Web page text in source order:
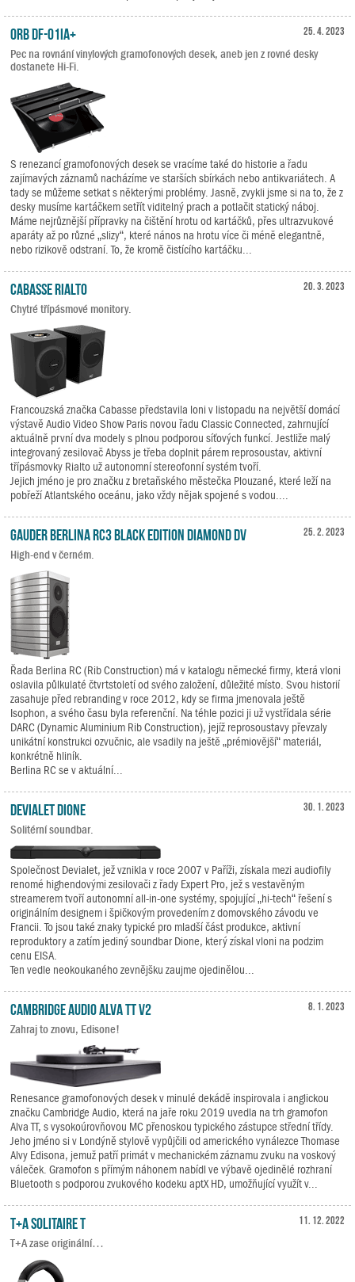
25. 4. 2023
ORB DF-01iA+
Pec na rovnání vinylových gramofonových desek, aneb jen z rovné desky
dostanete Hi-Fi.
S renezancí gramofonových desek se vracíme také do historie a řadu
zajímavých záznamů nacházíme ve starších sbírkách nebo antikvariátech. A
tady se můžeme setkat s některými problémy. Jasně, zvykli jsme si na to, že z
desky musíme kartáčkem setřít viditelný prach a potlačit statický náboj.
Máme nejrůznější přípravky na čištění hrotu od kartáčků, přes ultrazvukové
aparáty až po různé „slizy“, které nános na hrotu více či méně elegantně,
nebo rizikově odstraní. To, že kromě čistícího kartáčku...
20. 3. 2023
Cabasse RIALTO
Chytré třípásmové monitory.
Francouzská značka Cabasse představila loni v listopadu na největší domácí
výstavě Audio Video Show Paris novou řadu Classic Connected, zahrnující
aktuálně první dva modely s plnou podporou síťových funkcí. Jestliže malý
integrovaný zesilovač Abyss je třeba doplnit párem reprosoustav, aktivní
třípásmovky Rialto už autonomní stereofonní systém tvoří.
Jejich jméno je pro značku z bretaňského městečka Plouzané, které leží na
pobřeží Atlantského oceánu, jako vždy nějak spojené s vodou....
25. 2. 2023
Gauder Berlina RC3 Black Edition Diamond DV
High-end v černém.
Řada Berlina RC (Rib Construction) má v katalogu německé firmy, která vloni
oslavila půlkulaté čtvrtstoletí od svého založení, důležité místo. Svou historií
zasahuje před rebranding v roce 2012, kdy se firma jmenovala ještě
Isophon, a svého času byla referenční. Na téhle pozici ji už vystřídala série
DARC (Dynamic Aluminium Rib Construction), jejíž reprosoustavy převzaly
unikátní konstrukci ozvučnic, ale vsadily na ještě „prémiovější“ materiál,
konkrétně hliník.
Berlina RC se v aktuální...
30. 1. 2023
Devialet Dione
Solitérní soundbar.
Společnost Devialet, jež vznikla v roce 2007 v Paříži, získala mezi audiofily
renomé highendovými zesilovači z řady Expert Pro, jež s vestavěným
streamerem tvoří autonomní all-in-one systémy, spojující „hi-tech“ řešení s
originálním designem i špičkovým provedením z domovského závodu ve
Francii. To jsou také znaky typické pro mladší část produkce, aktivní
reproduktory a zatím jediný soundbar Dione, který získal vloni na podzim
cenu EISA.
Ten vedle neokoukaného zevnějšku zaujme ojedinělou...
8. 1. 2023
Cambridge Audio Alva TT V2
Zahraj to znovu, Edisone!
Renesance gramofonových desek v minulé dekádě inspirovala i anglickou
značku Cambridge Audio, která na jaře roku 2019 uvedla na trh gramofon
Alva TT, s vysokoúrovňovou MC přenoskou typického zástupce střední třídy.
Jeho jméno si v Londýně stylově vypůjčili od amerického vynálezce Thomase
Alvy Edisona, jemuž patří primát v mechanickém záznamu zvuku na voskový
váleček. Gramofon s přímým náhonem nabídl ve výbavě ojedinělé rozhraní
Bluetooth s podporou zvukového kodeku aptX HD, umožňující využít v...
11. 12. 2022
T+A Solitaire T
T+A zase originální…